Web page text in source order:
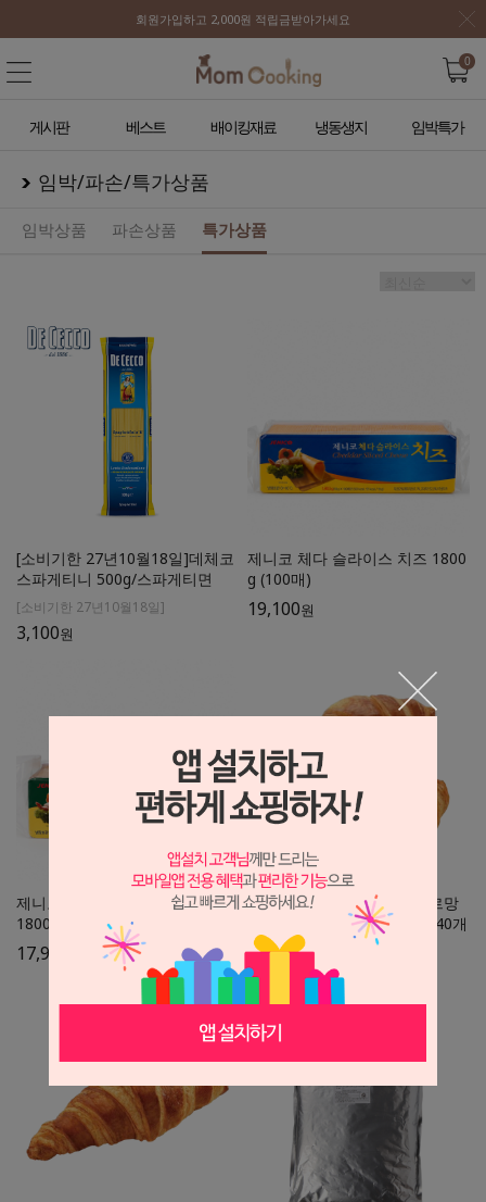
회원가입하고 2,000원 적립금받아가세요
0
게시판 베스트 배이킹재료 냉동생지 임박특가
임박/파손/특가상품
임박상품 파손상품 특가상품
[소비기한 27년10월18일]데체코
스파게티니 500g/스파게티면
[소비기한 27년10월18일]
3,100원
제니코 체다 슬라이스 치즈 1800
g (100매)
19,100원
제니코 베이커리 슬라이스 치즈
1800g (100매)
17,900
[무료드라이아이스포장] 구르망
스 미니 크루아상 18% 25gx40개
입
19,900 원